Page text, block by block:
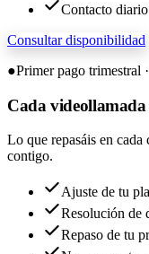
Contacto
Consultar disponibilidad
●Primer pago trimestral
Cadavideollamada
Lo que repasáis en
contigo.
Ajuste de tu
Resolución de
Repaso de tu